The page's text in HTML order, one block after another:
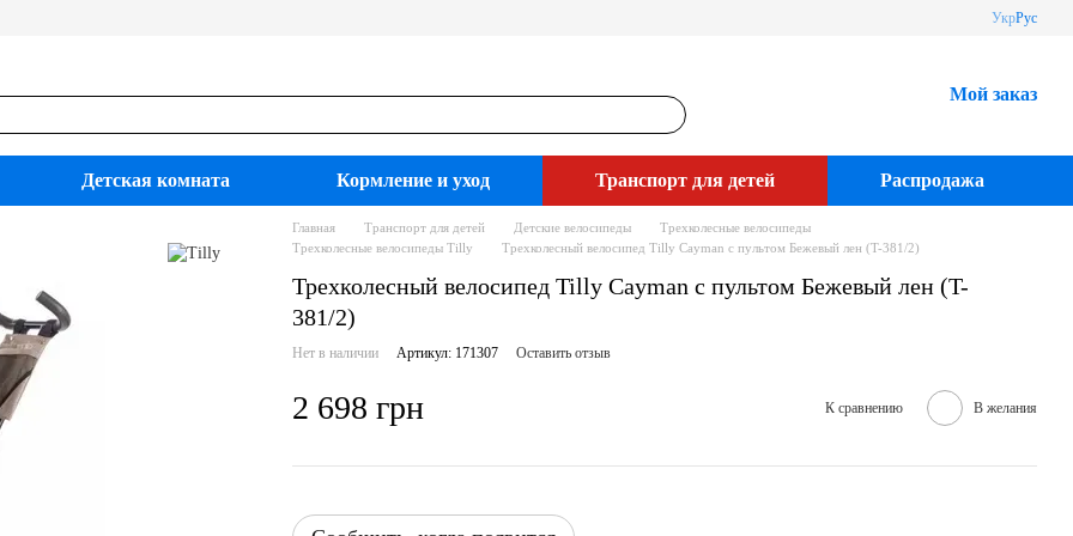
УкрРус
Мой заказ
Детская комната Кормление и уход Транспорт для детей Распродажа
Главная Транспорт для детей Детские велосипеды
Трехколесные велосипеды
Трехколесные велосипеды Tilly
Трехколесный велосипед Tilly Cayman с пультом Бежевый лен (T-381/2)
Трехколесный велосипед Tilly Cayman с пультом Бежевый лен (T-
381/2)
Нет в наличии Артикул: 171307 Оставить отзыв
2 698 грн К сравнению В желания